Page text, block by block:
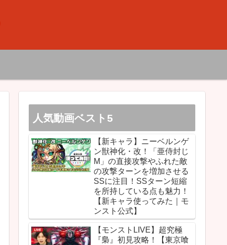
人気動画ベスト5
【新キャラ】ニーベルンゲ
ン獣神化・改！「亜侍封じ
M」の直接攻撃やふれた敵
の攻撃ターンを増加させる
SSに注目！SSターン短縮
を所持している点も魅力！
【新キャラ使ってみた｜モ
ンスト公式】
【モンストLIVE】超究極
『梟』初見攻略！【東京喰